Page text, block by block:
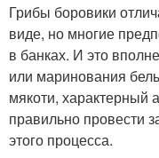
Грибы боровики
виде, но многие
в банках. И это
или маринования
мякоти, характерный
правильно провести
этого процесса.